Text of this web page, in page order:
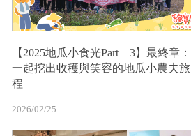
【2025地瓜小食光Part 3】最終章：
一起挖出收穫與笑容的地瓜小農夫旅
程
2026/02/25